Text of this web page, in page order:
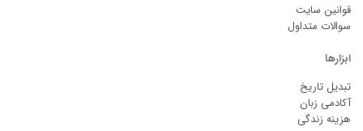
قوانین سایت
سوالات متداول
ابزارها
تبدیل تاریخ
آکادمی زبان
هزینه زندگی